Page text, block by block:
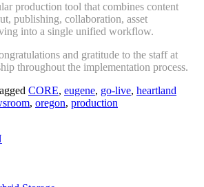
production tool that combines content
publishing, collaboration, asset
into a single unified workflow.
and gratitude to the staff at
throughout the implementation process.
CORE, eugene, go-live, heartland
, oregon, production